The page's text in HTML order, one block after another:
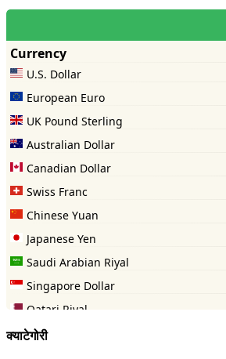
क्याटेगोरी